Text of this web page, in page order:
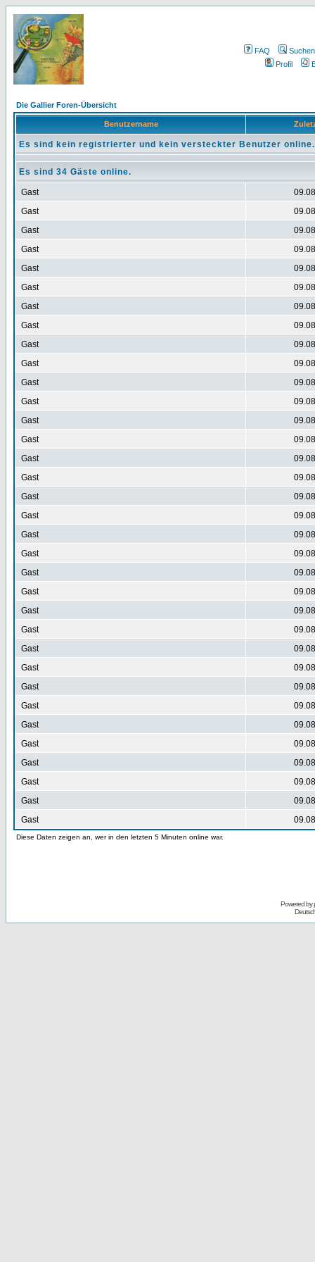
FAQ
Suchen
Profil
Die Gallier Foren-Übersicht
Benutzername
Es sind kein registrierter und kein versteckter Benutzer online.
Es sind 34 Gäste online.
Gast
Gast
Gast
Gast
Gast
Gast
Gast
Gast
Gast
Gast
Gast
Gast
Gast
Gast
Gast
Gast
Gast
Gast
Gast
Gast
Gast
Gast
Gast
Gast
Gast
Gast
Gast
Gast
Gast
Gast
Gast
Gast
Gast
Gast
Diese Daten zeigen an, wer in den letzten 5 Minuten online war.
Powered by